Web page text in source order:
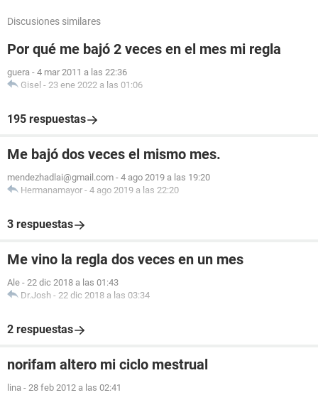
Discusiones similares
Por qué me bajó 2 veces en el mes mi regla
guera - 4 mar 2011 a las 22:36
Gisel - 23 ene 2022 a las 01:06
195 respuestas
Me bajó dos veces el mismo mes.
mendezhadlai@gmail.com - 4 ago 2019 a las 19:20
Hermanamayor - 4 ago 2019 a las 22:20
3 respuestas
Me vino la regla dos veces en un mes
Ale - 22 dic 2018 a las 01:43
Dr.Josh - 22 dic 2018 a las 03:34
2 respuestas
norifam altero mi ciclo mestrual
lina - 28 feb 2012 a las 02:41